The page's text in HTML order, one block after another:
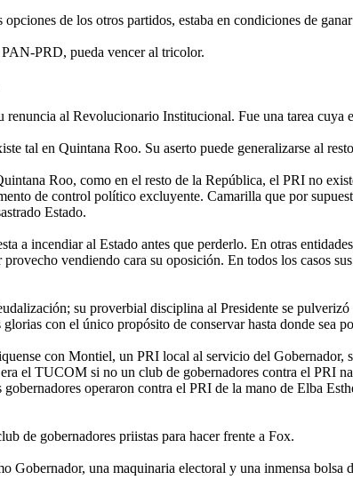
de los otros partidos, estaba en condiciones de
PRD, pueda vencer al tricolor.
al Revolucionario Institucional. Fue una tarea cuya
tal en Quintana Roo. Su aserto puede generalizarse al
Roo, como en el resto de la República, el PRI no
de control político excluyente. Camarilla que por
Estado.
a incendiar al Estado antes que perderlo. En otras
vendiendo cara su oposición. En todos los casos
su proverbial disciplina al Presidente se
con el único propósito de conservar hasta donde sea
con Montiel, un PRI local al servicio del
el TUCOM si no un club de gobernadores contra el PRI
operaron contra el PRI de la mano de Elba
de gobernadores priistas para hacer frente a Fox.
Gobernador, una maquinaria electoral y una inmensa